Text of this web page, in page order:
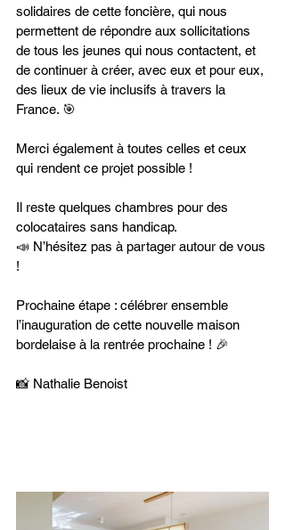
solidaires de cette foncière, qui nous
permettent de répondre aux sollicitations
de tous les jeunes qui nous contactent, et
de continuer à créer, avec eux et pour eux,
des lieux de vie inclusifs à travers la
France. 🎯
Merci également à toutes celles et ceux
qui rendent ce projet possible !
Il reste quelques chambres pour des
colocataires sans handicap.
📣 N’hésitez pas à partager autour de vous
!
Prochaine étape : célébrer ensemble
l’inauguration de cette nouvelle maison
bordelaise à la rentrée prochaine ! 🎉
📸 Nathalie Benoist